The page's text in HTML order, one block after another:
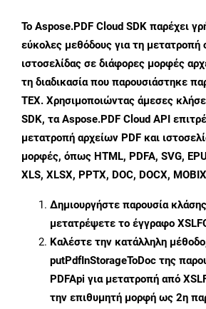
Το Aspose.PDF Cloud SDK παρέχει
εύκολες μεθόδους για τη μετατροπή
ιστοσελίδας σε διάφορες μορφές
τη διαδικασία που παρουσιάστηκε
TEX. Χρησιμοποιώντας άμεσες
SDK, τα Aspose.PDF Cloud API
μετατροπή αρχείων PDF και
μορφές, όπως HTML, PDFA, SVG,
XLS, XLSX, PPTX, DOC, DOCX,
Δημιουργήστε παρουσία κλάσης
μετατρέψετε το έγγραφο
Καλέστε την κατάλληλη
putPdfInStorageToDoc της
PDFApi για μετατροπή από
την επιθυμητή μορφή ως 2η